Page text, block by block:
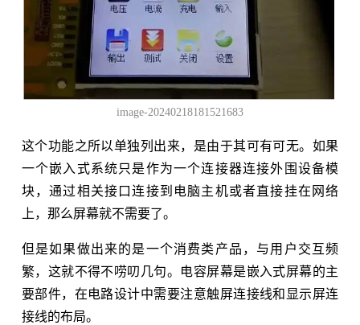
image-20240218181521683
这个功能之所以单独列出来，是由于其可有可无。如果
一个嵌入式系统只是作为一个连接器连接外围设备模
块，通过相关接口连接到电脑主机或者直接挂在网络
上，那么屏幕就不需要了。
但是如果做出来的是一个消费类产品，与用户交互频
繁，这就不得不唠叨几句。电容屏幕是嵌入式屏幕的主
要部件，在电路设计中需要注意触屏连接线和显示屏连
接线的布局。